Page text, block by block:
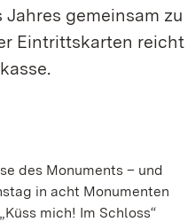
gemeinsam zu
Eintrittskarten reicht
des Monuments – und
in acht Monumenten
mich! Im Schloss“